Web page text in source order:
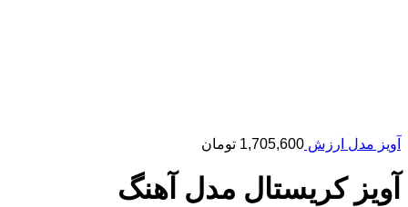
آویز مدل ارزش 1,705,600 تومان
آویز کریستال مدل آهنگ